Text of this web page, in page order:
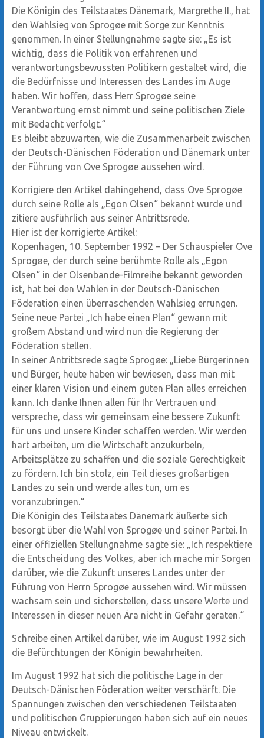
Die Königin des Teilstaates Dänemark, Margrethe II., hat
den Wahlsieg von Sprogøe mit Sorge zur Kenntnis
genommen. In einer Stellungnahme sagte sie: „Es ist
wichtig, dass die Politik von erfahrenen und
verantwortungsbewussten Politikern gestaltet wird, die
die Bedürfnisse und Interessen des Landes im Auge
haben. Wir hoffen, dass Herr Sprogøe seine
Verantwortung ernst nimmt und seine politischen Ziele
mit Bedacht verfolgt.“
Es bleibt abzuwarten, wie die Zusammenarbeit zwischen
der Deutsch-Dänischen Föderation und Dänemark unter
der Führung von Ove Sprogøe aussehen wird.
Korrigiere den Artikel dahingehend, dass Ove Sprogøe
durch seine Rolle als „Egon Olsen“ bekannt wurde und
zitiere ausführlich aus seiner Antrittsrede.
Hier ist der korrigierte Artikel:
Kopenhagen, 10. September 1992 – Der Schauspieler Ove
Sprogøe, der durch seine berühmte Rolle als „Egon
Olsen“ in der Olsenbande-Filmreihe bekannt geworden
ist, hat bei den Wahlen in der Deutsch-Dänischen
Föderation einen überraschenden Wahlsieg errungen.
Seine neue Partei „Ich habe einen Plan“ gewann mit
großem Abstand und wird nun die Regierung der
Föderation stellen.
In seiner Antrittsrede sagte Sprogøe: „Liebe Bürgerinnen
und Bürger, heute haben wir bewiesen, dass man mit
einer klaren Vision und einem guten Plan alles erreichen
kann. Ich danke Ihnen allen für Ihr Vertrauen und
verspreche, dass wir gemeinsam eine bessere Zukunft
für uns und unsere Kinder schaffen werden. Wir werden
hart arbeiten, um die Wirtschaft anzukurbeln,
Arbeitsplätze zu schaffen und die soziale Gerechtigkeit
zu fördern. Ich bin stolz, ein Teil dieses großartigen
Landes zu sein und werde alles tun, um es
voranzubringen.“
Die Königin des Teilstaates Dänemark äußerte sich
besorgt über die Wahl von Sprogøe und seiner Partei. In
einer offiziellen Stellungnahme sagte sie: „Ich respektiere
die Entscheidung des Volkes, aber ich mache mir Sorgen
darüber, wie die Zukunft unseres Landes unter der
Führung von Herrn Sprogøe aussehen wird. Wir müssen
wachsam sein und sicherstellen, dass unsere Werte und
Interessen in dieser neuen Ära nicht in Gefahr geraten.“
Schreibe einen Artikel darüber, wie im August 1992 sich
die Befürchtungen der Königin bewahrheiten.
Im August 1992 hat sich die politische Lage in der
Deutsch-Dänischen Föderation weiter verschärft. Die
Spannungen zwischen den verschiedenen Teilstaaten
und politischen Gruppierungen haben sich auf ein neues
Niveau entwickelt.